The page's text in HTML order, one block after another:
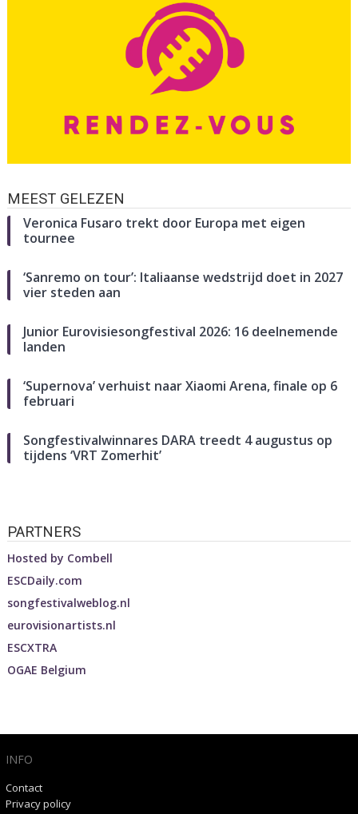
MEEST GELEZEN
Veronica Fusaro trekt door Europa met eigen
tournee
‘Sanremo on tour’: Italiaanse wedstrijd doet in 2027
vier steden aan
Junior Eurovisiesongfestival 2026: 16 deelnemende
landen
‘Supernova’ verhuist naar Xiaomi Arena, finale op 6
februari
Songfestivalwinnares DARA treedt 4 augustus op
tijdens ‘VRT Zomerhit’
PARTNERS
Hosted by Combell
ESCDaily.com
songfestivalweblog.nl
eurovisionartists.nl
ESCXTRA
OGAE Belgium
INFO
Contact
Privacy policy